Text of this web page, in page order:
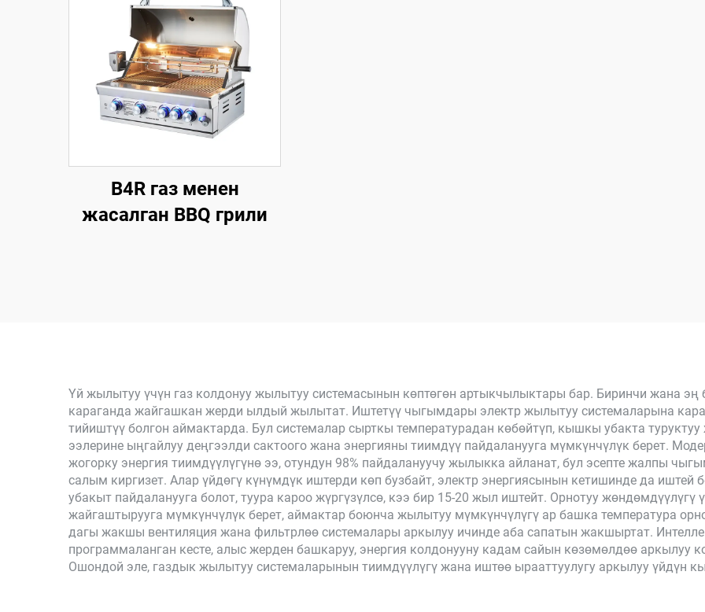
B4R газ менен
жасалган BBQ грили
Үй жылытуу үчүн газ колдонуу жылытуу системасынын көптөгөн артыкчылыктары бар. Биринчи жана
караганда жайгашкан жерди ылдый жылытат. Иштетүү чыгымдары электр жылытуу системаларына
тийиштүү болгон аймактарда. Бул системалар сырткы температурадан көбөйтүп, кышкы убакта
ээлерине ыңгайлуу деңгээлди сактоого жана энергияны тиимдүү пайдаланууга мүмкүнчүлүк берет.
жогорку энергия тиимдүүлүгүнө ээ, отундун 98% пайдалануучу жылыкка айланат, бул эсепте жалпы
салым киргизет. Алар үйдөгү күнүмдүк иштерди көп бузбайт, электр энергиясынын кетишинде да
убакыт пайдаланууга болот, туура кароо жүргүзүлсө, кээ бир 15-20 жыл иштейт. Орнотуу жөндөмдүүлүгү
жайгаштырууга мүмкүнчүлүк берет, аймактар боюнча жылытуу мүмкүнчүлүгү ар башка температура
дагы жакшы вентиляция жана фильтрлөө системалары аркылуу ичинде аба сапатын жакшыртат.
программаланган кесте, алыс жерден башкаруу, энергия колдонууну кадам сайын көзөмөлдөө аркылуу
Ошондой эле, газдык жылытуу системаларынын тиимдүүлүгү жана иштөө ырааттуулугу аркылуу үйдүн